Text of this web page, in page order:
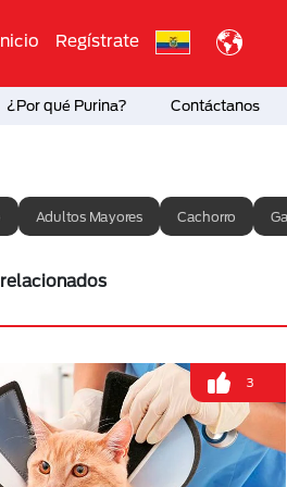
Regístrate
¿Por qué Purina? Contáctanos
Adultos Mayores Cachorro
3